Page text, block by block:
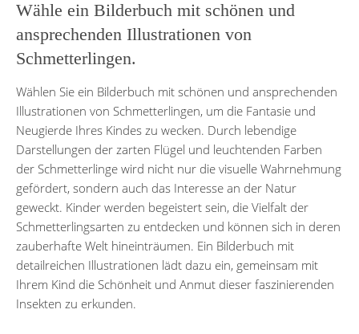
Wähle ein Bilderbuch mit schönen und
ansprechenden Illustrationen von
Schmetterlingen.
Wählen Sie ein Bilderbuch mit schönen und ansprechenden
Illustrationen von Schmetterlingen, um die Fantasie und
Neugierde Ihres Kindes zu wecken. Durch lebendige
Darstellungen der zarten Flügel und leuchtenden Farben
der Schmetterlinge wird nicht nur die visuelle Wahrnehmung
gefördert, sondern auch das Interesse an der Natur
geweckt. Kinder werden begeistert sein, die Vielfalt der
Schmetterlingsarten zu entdecken und können sich in deren
zauberhafte Welt hineinträumen. Ein Bilderbuch mit
detailreichen Illustrationen lädt dazu ein, gemeinsam mit
Ihrem Kind die Schönheit und Anmut dieser faszinierenden
Insekten zu erkunden.